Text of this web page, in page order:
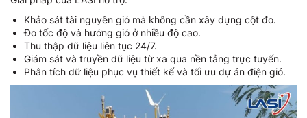
Khảo sát tài nguyên gió mà không cần xây dựng cột đo.
Đo tốc độ và hướng gió ở nhiều độ cao.
Thu thập dữ liệu liên tục 24/7.
Giám sát và truyền dữ liệu từ xa qua nền tảng trực tuyến.
Phân tích dữ liệu phục vụ thiết kế và tối ưu dự án điện gió.